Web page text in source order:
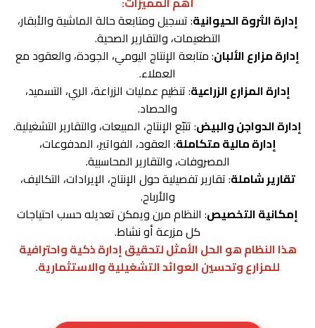
إدارة الثروة الحيوانية: تسجيل ومتابعة حالة الماشية والأبقار،
التطعيمات، والتقارير الصحية.
إدارة مزارع الألبان: متابعة الإنتاج اليومي، الجودة، والعقود مع
العملاء.
إدارة المزارع الزراعية: تنظيم عمليات الزراعة، الري، التسميد،
والحصاد.
إدارة الدواجن والبيض: تتبّع الإنتاج، المبيعات، والتقارير التشغيلية.
إدارة مالية متكاملة: العقود، الفواتير، المدفوعات،
المصروفات، والتقارير المحاسبية.
تقارير شاملة: تقارير تفصيلية حول الإنتاج، الإيرادات، التكاليف،
والأرباح.
إمكانية التخصيص: النظام مرن ويمكن تعديله حسب احتياجات
كل مزرعة أو نشاط.
هذا النظام هو الحل الأمثل لتحقيق إدارة ذكية واحترافية
للمزارع وتحسين العوائد التشغيلية والاستثمارية.